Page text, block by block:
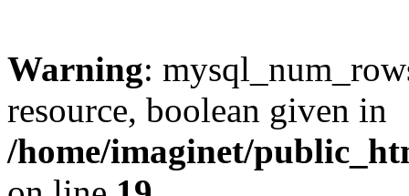
Warning:
resource, boolean given in
/home/imaginet/